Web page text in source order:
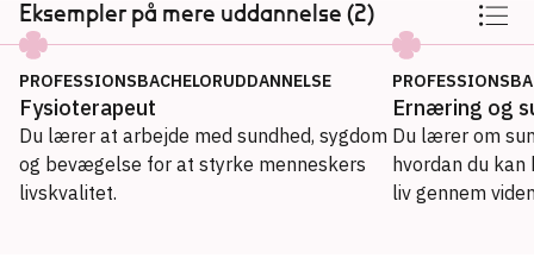
Eksempler på mere uddannelse (2)
PROFESSIONSBACHELORUDDANNELSE
Fysioterapeut
Du lærer at arbejde med sundhed, sygdom
og bevægelse for at styrke menneskers
livskvalitet.
Ernæring og
Du lærer om
hvordan du
liv gennem